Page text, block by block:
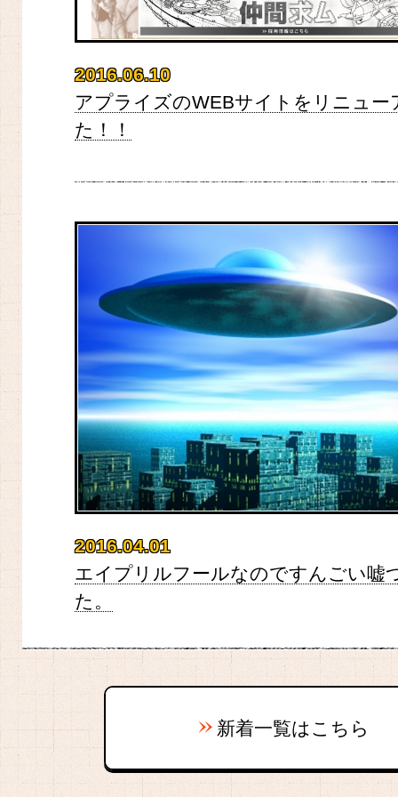
2016.06.10
アプライズのWEBサイトをリニュー
た！！
2016.04.01
エイプリルフールなのですんごい嘘
た。
新着一覧はこちら